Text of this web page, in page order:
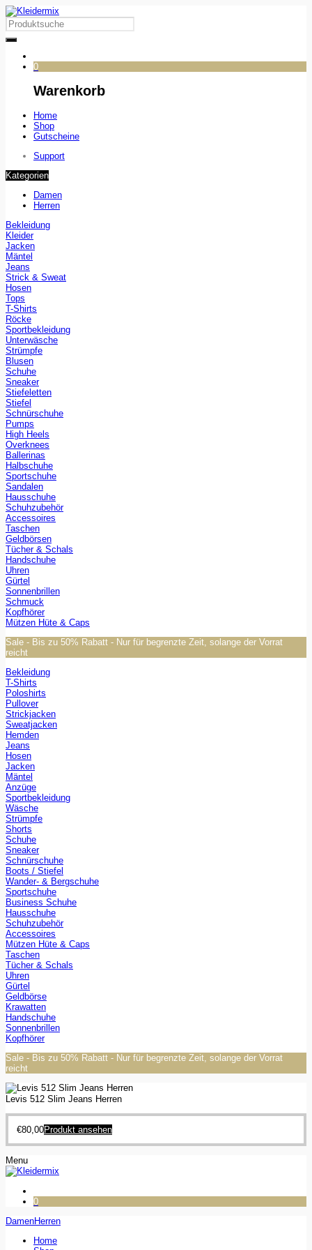
0
Warenkorb
Home
Shop
Gutscheine
Support
Kategorien
Damen
Herren
Bekleidung
Kleider
Jacken
Mäntel
Jeans
Strick & Sweat
Hosen
Tops
T-Shirts
Röcke
Sportbekleidung
Unterwäsche
Strümpfe
Blusen
Schuhe
Sneaker
Stiefeletten
Stiefel
Schnürschuhe
Pumps
High Heels
Overknees
Ballerinas
Halbschuhe
Sportschuhe
Sandalen
Hausschuhe
Schuhzubehör
Accessoires
Taschen
Geldbörsen
Tücher & Schals
Handschuhe
Uhren
Gürtel
Sonnenbrillen
Schmuck
Kopfhörer
Mützen Hüte & Caps
Sale - Bis zu 50% Rabatt - Nur für begrenzte Zeit, solange der Vorrat
reicht
Bekleidung
T-Shirts
Poloshirts
Pullover
Strickjacken
Sweatjacken
Hemden
Jeans
Hosen
Jacken
Mäntel
Anzüge
Sportbekleidung
Wäsche
Strümpfe
Shorts
Schuhe
Sneaker
Schnürschuhe
Boots / Stiefel
Wander- & Bergschuhe
Sportschuhe
Business Schuhe
Hausschuhe
Schuhzubehör
Accessoires
Mützen Hüte & Caps
Taschen
Tücher & Schals
Uhren
Gürtel
Geldbörse
Krawatten
Handschuhe
Sonnenbrillen
Kopfhörer
Sale - Bis zu 50% Rabatt - Nur für begrenzte Zeit, solange der Vorrat
reicht
Levis 512 Slim Jeans Herren
€80,00Produkt ansehen
Menu
0
DamenHerren
Home